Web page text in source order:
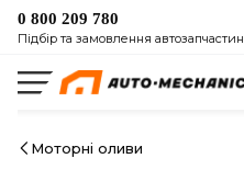
0 800 209 780
Підбір та замовлення автозапчастин
Моторні оливи